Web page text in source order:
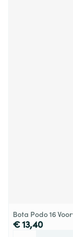
Bota Podo 16
€ 13,40